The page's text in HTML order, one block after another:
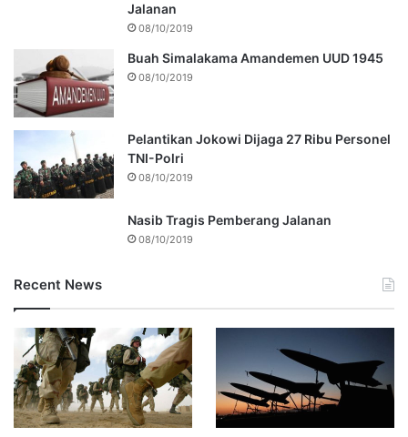
Jalanan
08/10/2019
Buah Simalakama Amandemen UUD 1945
08/10/2019
Pelantikan Jokowi Dijaga 27 Ribu Personel
TNI-Polri
08/10/2019
Nasib Tragis Pemberang Jalanan
08/10/2019
Recent News